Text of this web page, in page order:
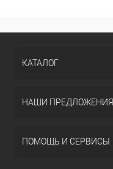
КАТАЛОГ
НАШИ ПРЕДЛОЖЕНИЯ
ПОМОЩЬ И СЕРВИСЫ